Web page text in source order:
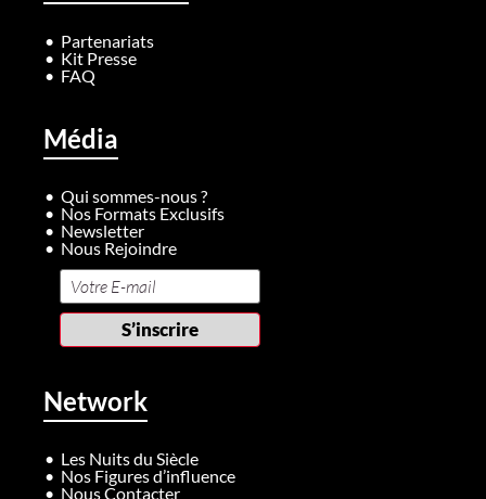
Partenariats
Kit Presse
FAQ
Média
Qui sommes-nous ?
Nos Formats Exclusifs
Newsletter
Nous Rejoindre
Network
Les Nuits du Siècle
Nos Figures d’influence
Nous Contacter